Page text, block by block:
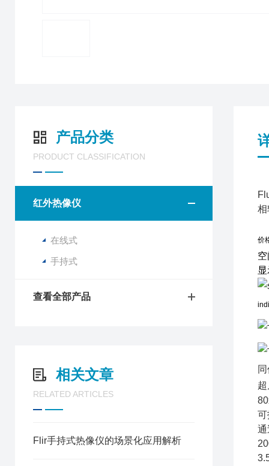
产品分类
PRODUCT CLASSIFICATION
红外热像仪
在线式
手持式
查看全部产品
相关文章
RELATED ARTICLES
Flir手持式热像仪的场景化应用解析
相
价
通